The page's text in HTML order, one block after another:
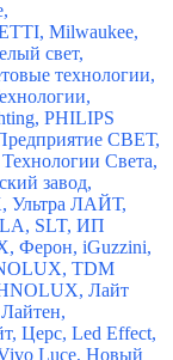
Milwaukee,
свет,
технологии,
PHILIPS
СВЕТ,
Света,
завод,
Ультра ЛАЙТ,
SLT, ИП
Ферон, iGuzzini,
TDM
Лайт
Церс, Led Effect,
Luce, Новый